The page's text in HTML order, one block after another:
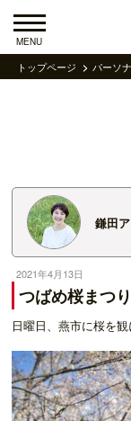
MENU
トップページ パーソ
鎌田
2021年4月13日
つばめ桜まつ
日曜日、燕市に桜を